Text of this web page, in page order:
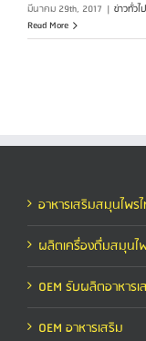
มีนาคม 29th, 2017 | ข่าวทั่วไป
Read More
อาหารเสริมสมุนไพร
ผลิตเครื่องดื่มสมุนไ
OEM รับผลิตอาหารเ
OEM อาหารเสริม